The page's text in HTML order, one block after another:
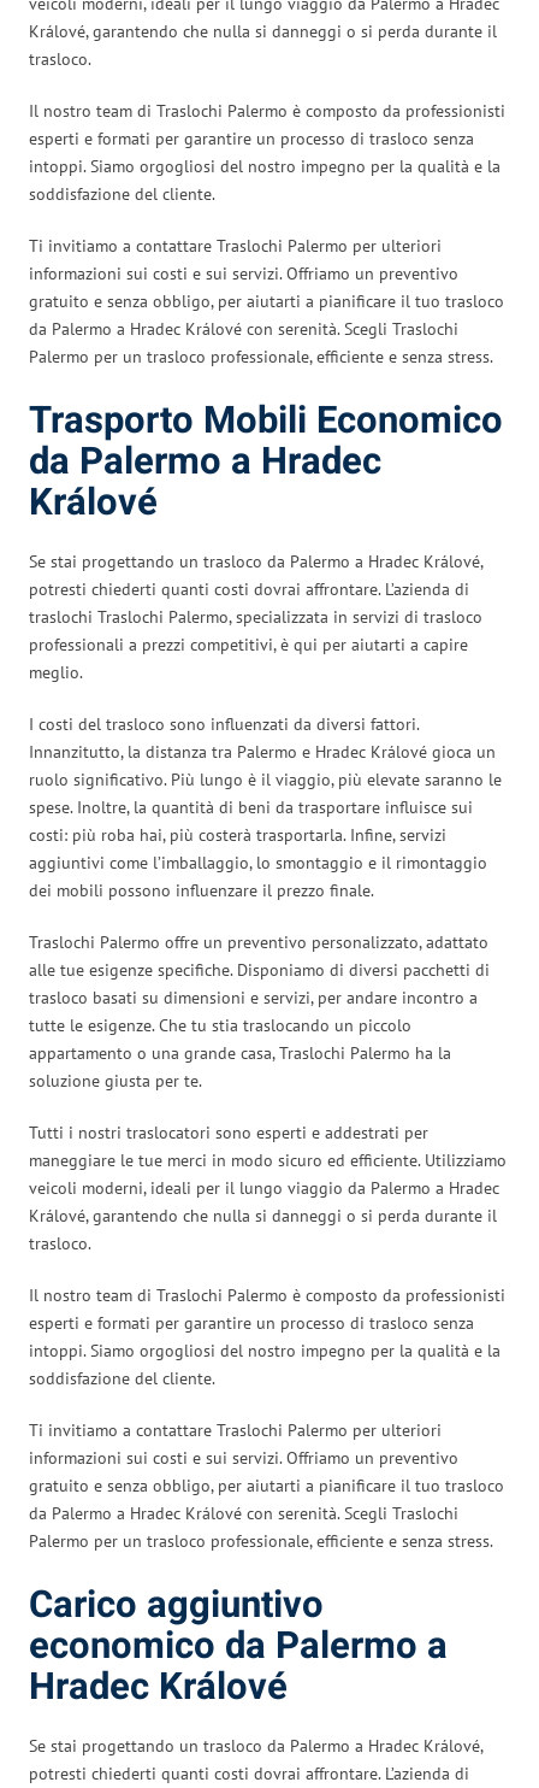
Králové, garantendo che nulla si danneggi o si perda durante il
trasloco.
Il nostro team di Traslochi Palermo è composto da professionisti
esperti e formati per garantire un processo di trasloco senza
intoppi. Siamo orgogliosi del nostro impegno per la qualità e la
soddisfazione del cliente.
Ti invitiamo a contattare Traslochi Palermo per ulteriori
informazioni sui costi e sui servizi. Offriamo un preventivo
gratuito e senza obbligo, per aiutarti a pianificare il tuo trasloco
da Palermo a Hradec Králové con serenità. Scegli Traslochi
Palermo per un trasloco professionale, efficiente e senza stress.
Trasporto Mobili Economico
da Palermo a Hradec
Králové
Se stai progettando un trasloco da Palermo a Hradec Králové,
potresti chiederti quanti costi dovrai affrontare. L’azienda di
traslochi Traslochi Palermo, specializzata in servizi di trasloco
professionali a prezzi competitivi, è qui per aiutarti a capire
meglio.
I costi del trasloco sono influenzati da diversi fattori.
Innanzitutto, la distanza tra Palermo e Hradec Králové gioca un
ruolo significativo. Più lungo è il viaggio, più elevate saranno le
spese. Inoltre, la quantità di beni da trasportare influisce sui
costi: più roba hai, più costerà trasportarla. Infine, servizi
aggiuntivi come l’imballaggio, lo smontaggio e il rimontaggio
dei mobili possono influenzare il prezzo finale.
Traslochi Palermo offre un preventivo personalizzato, adattato
alle tue esigenze specifiche. Disponiamo di diversi pacchetti di
trasloco basati su dimensioni e servizi, per andare incontro a
tutte le esigenze. Che tu stia traslocando un piccolo
appartamento o una grande casa, Traslochi Palermo ha la
soluzione giusta per te.
Tutti i nostri traslocatori sono esperti e addestrati per
maneggiare le tue merci in modo sicuro ed efficiente. Utilizziamo
veicoli moderni, ideali per il lungo viaggio da Palermo a Hradec
Králové, garantendo che nulla si danneggi o si perda durante il
trasloco.
Il nostro team di Traslochi Palermo è composto da professionisti
esperti e formati per garantire un processo di trasloco senza
intoppi. Siamo orgogliosi del nostro impegno per la qualità e la
soddisfazione del cliente.
Ti invitiamo a contattare Traslochi Palermo per ulteriori
informazioni sui costi e sui servizi. Offriamo un preventivo
gratuito e senza obbligo, per aiutarti a pianificare il tuo trasloco
da Palermo a Hradec Králové con serenità. Scegli Traslochi
Palermo per un trasloco professionale, efficiente e senza stress.
Carico aggiuntivo
economico da Palermo a
Hradec Králové
Se stai progettando un trasloco da Palermo a Hradec Králové,
potresti chiederti quanti costi dovrai affrontare. L’azienda di